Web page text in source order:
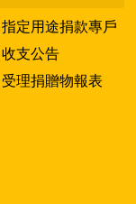
指定用途捐款專戶
收支公告
受理捐贈物報表